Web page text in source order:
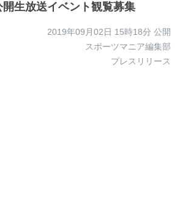
開生放送イベント観覧募集
2019年09月02日 15時18分 公開
スポーツマニア編集部
プレスリリース